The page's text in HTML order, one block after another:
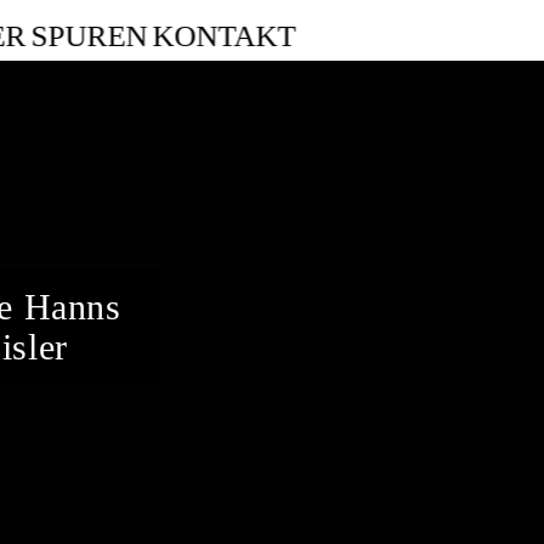
SPURENKONTAKT
Hanns